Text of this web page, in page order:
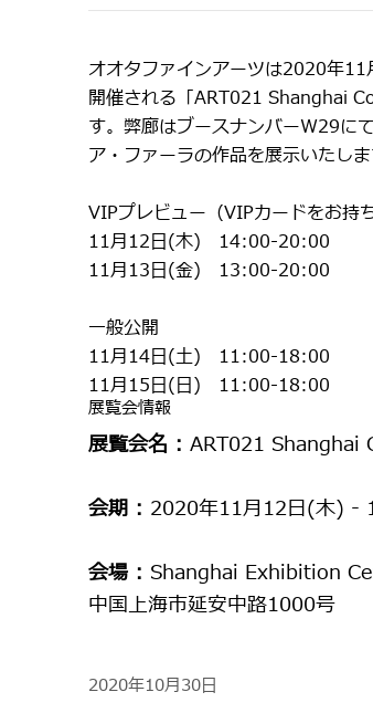
オオタファインアーツは2020年
開催される「ART021 Shanghai
す。弊廊はブースナンバーW29に
ア・ファーラの作品を展示いたしま
VIPプレビュー（VIPカードをお持
11月12日(木) 14:00-20:00
11月13日(金) 13:00-20:00
一般公開
11月14日(土) 11:00-18:00
11月15日(日) 11:00-18:00
展覧会情報
展覧会名 : ART021
会期 : 2020年11月12日(木) -
会場 : Shanghai Exhibition
中国上海市延安中路1000号
2020年10月30日